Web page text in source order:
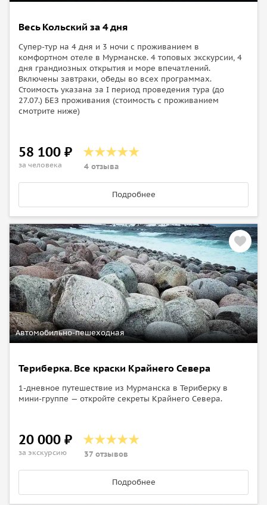
Весь Кольский за 4 дня
Супер-тур на 4 дня и 3 ночи с проживанием в
комфортном отеле в Мурманске. 4 топовых экскурсии, 4
дня грандиозных открытия и море впечатлений.
Включены завтраки, обеды во всех программах.
Стоимость указана за I период проведения тура (до
27.07.) БЕЗ проживания (стоимость с проживанием
смотрите ниже)
58 100 ₽
за человека 4 отзыва
Подробнее
Автомобильно-пешеходная
Териберка. Все краски Крайнего Севера
1-дневное путешествие из Мурманска в Териберку в
мини-группе — откройте секреты Крайнего Севера.
20 000 ₽
за экскурсию 37 отзывов
Подробнее